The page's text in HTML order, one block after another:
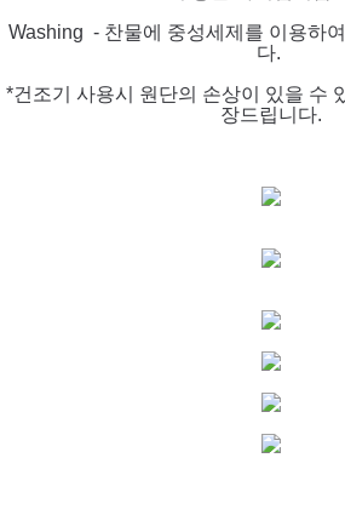
Washing - 찬물에 중성세제를 이용하
다.
*건조기 사용시 원단의 손상이 있을 수
장드립니다.